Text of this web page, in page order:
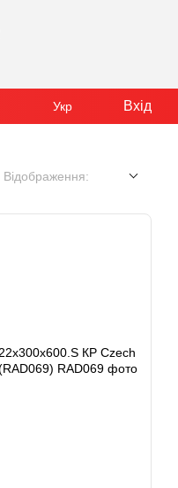
Укр Вхід
Відображення: